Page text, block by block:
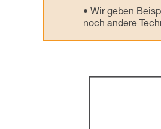
Wir geben
noch andere